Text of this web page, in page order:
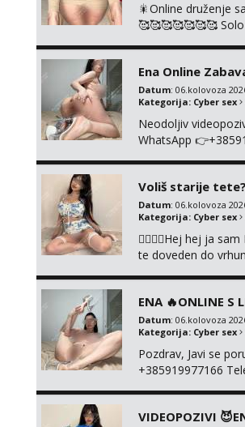
🎇Online druženje
🥰🥰🥰🥰🥰🥰🥰
Ena Online
Datum: 06.kolovoza
Kategorija: Cyber sex
Neodoljiv
WhatsApp
Voliš starije
Datum: 06.kolovoza
Kategorija: Cyber sex
❤️‍🔥❤️‍🔥Hej hej ja
te doveden do
ENA 🔥ONLINE S
Datum: 06.kolovoza
Kategorija: Cyber sex
Pozdrav, Javi se
+385919977166
NIŠTA UŽI...
VIDEOPOZIVI